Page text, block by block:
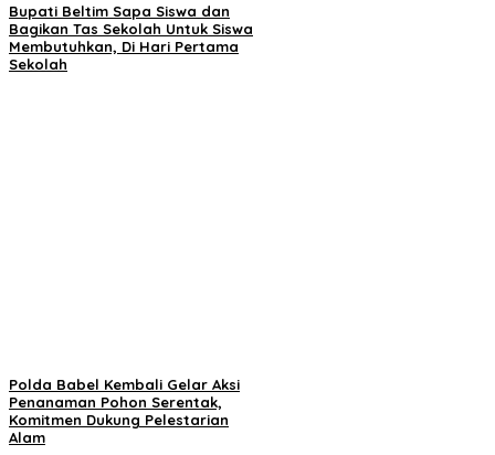
Bupati Beltim Sapa Siswa dan
Bagikan Tas Sekolah Untuk Siswa
Membutuhkan, Di Hari Pertama
Sekolah
Polda Babel Kembali Gelar Aksi
Penanaman Pohon Serentak,
Komitmen Dukung Pelestarian
Alam